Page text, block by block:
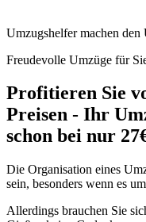
Umzugshelfer machen den
Freudevolle Umzüge für
Profitieren Sie
Preisen - Ihr
schon bei nur
Die Organisation eines
sein, besonders wenn es
Allerdings brauchen Sie